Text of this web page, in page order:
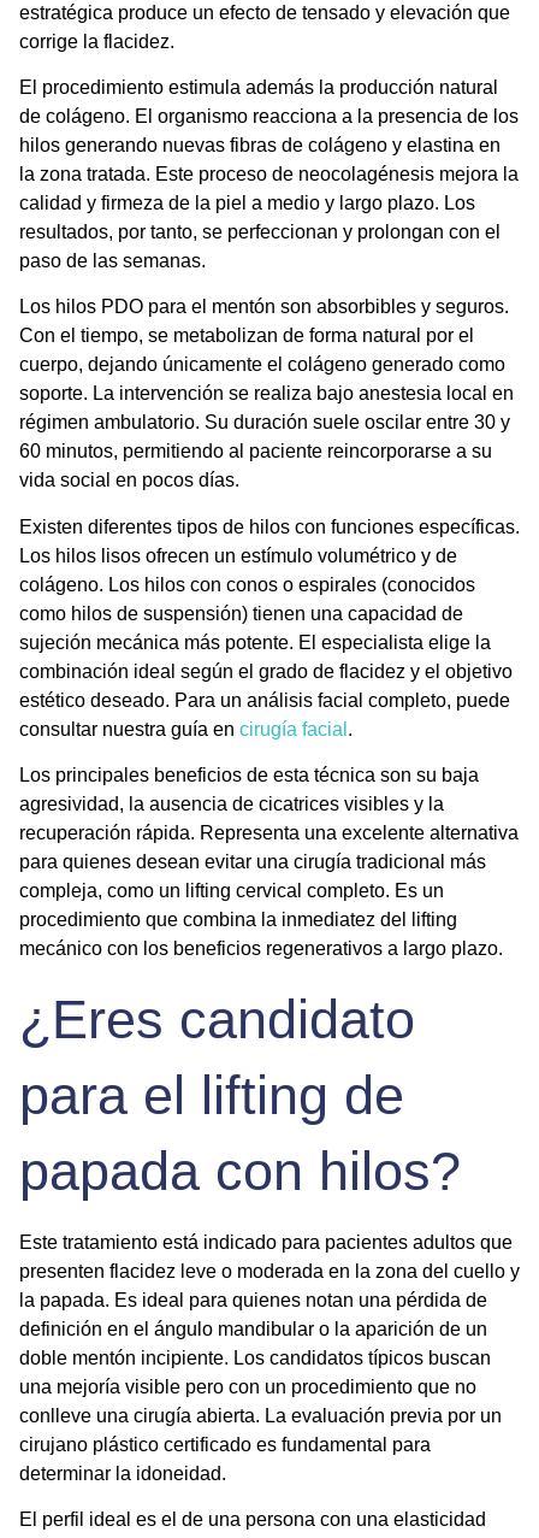
estratégica produce un efecto de tensado y elevación que
corrige la flacidez.
El procedimiento estimula además la producción natural
de colágeno. El organismo reacciona a la presencia de los
hilos generando nuevas fibras de colágeno y elastina en
la zona tratada. Este proceso de neocolagénesis mejora la
calidad y firmeza de la piel a medio y largo plazo. Los
resultados, por tanto, se perfeccionan y prolongan con el
paso de las semanas.
Los hilos PDO para el mentón son absorbibles y seguros.
Con el tiempo, se metabolizan de forma natural por el
cuerpo, dejando únicamente el colágeno generado como
soporte. La intervención se realiza bajo anestesia local en
régimen ambulatorio. Su duración suele oscilar entre 30 y
60 minutos, permitiendo al paciente reincorporarse a su
vida social en pocos días.
Existen diferentes tipos de hilos con funciones específicas.
Los hilos lisos ofrecen un estímulo volumétrico y de
colágeno. Los hilos con conos o espirales (conocidos
como hilos de suspensión) tienen una capacidad de
sujeción mecánica más potente. El especialista elige la
combinación ideal según el grado de flacidez y el objetivo
estético deseado. Para un análisis facial completo, puede
consultar nuestra guía en cirugía facial .
Los principales beneficios de esta técnica son su baja
agresividad, la ausencia de cicatrices visibles y la
recuperación rápida. Representa una excelente alternativa
para quienes desean evitar una cirugía tradicional más
compleja, como un lifting cervical completo. Es un
procedimiento que combina la inmediatez del lifting
mecánico con los beneficios regenerativos a largo plazo.
¿Eres candidato
para el lifting de
papada con hilos?
Este tratamiento está indicado para pacientes adultos que
presenten flacidez leve o moderada en la zona del cuello y
la papada. Es ideal para quienes notan una pérdida de
definición en el ángulo mandibular o la aparición de un
doble mentón incipiente. Los candidatos típicos buscan
una mejoría visible pero con un procedimiento que no
conlleve una cirugía abierta. La evaluación previa por un
cirujano plástico certificado es fundamental para
determinar la idoneidad.
El perfil ideal es el de una persona con una elasticidad